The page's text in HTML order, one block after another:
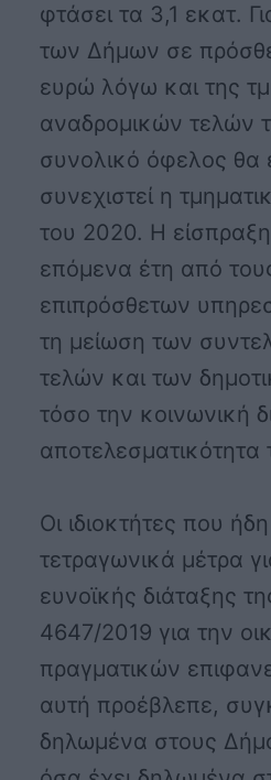
φτάσει τα 3,1 εκατ.
των Δήμων σε
ευρώ λόγω και της
αναδρομικών τελών
συνολικό όφελος θα
συνεχιστεί η
του 2020. Η
επόμενα έτη από
επιπρόσθετων
τη μείωση των
τελών και των
τόσο την κοινωνική
Οι ιδιοκτήτες που
τετραγωνικά μέτρα
ευνοϊκής διάταξης
4647/2019 για την
πραγματικών
αυτή προέβλεπε,
δηλωμένα στους